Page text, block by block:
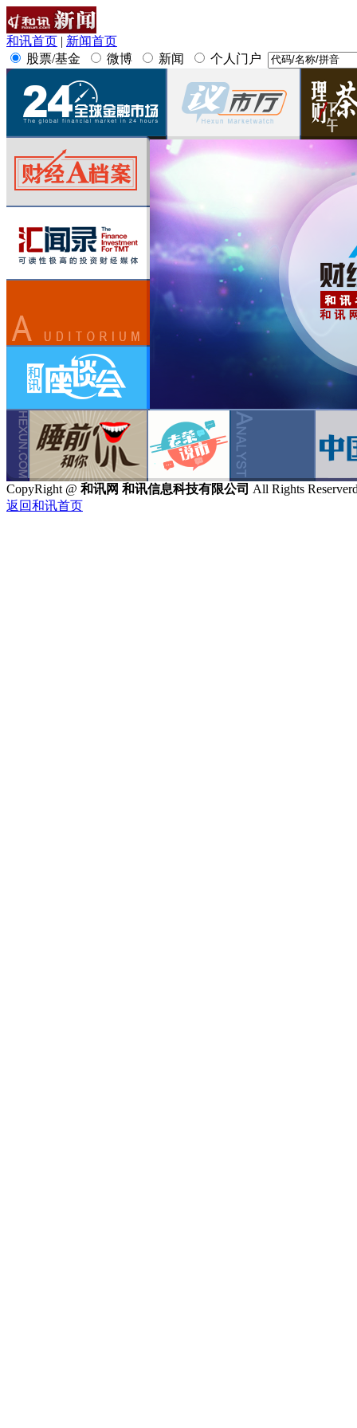
和讯首页 | 新闻首页
股票/基金
微博 新闻 个人门户
CopyRight @ 和讯网 和讯信息科技有限公司 All Rights
返回和讯首页